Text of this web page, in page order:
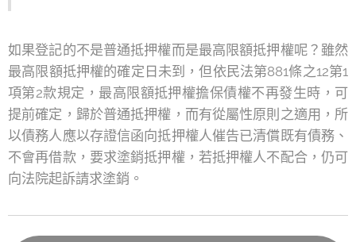
如果登記的不是普通抵押權而是最高限額抵押權呢？雖然
最高限額抵押權的確定日未到，但依民法第881條之12第1
項第2款規定，最高限額抵押權擔保債權不再發生時，可
提前確定，歸於普通抵押權，而有從屬性原則之適用，所
以債務人應以存證信函向抵押權人催告已清償既有債務、
不會再借款，要求塗銷抵押權，若抵押權人不配合，仍可
向法院起訴請求塗銷。